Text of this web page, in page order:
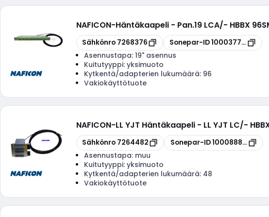
NAFICON-Häntäkaapeli - Pan.19 LCA/- HBBX
Kopioi
Sähkönro 7268376 Kopioi
Sonepar-ID100037798
Asennustapa: 19" asennus
Kuitutyyppi: yksimuoto
Kytkentä/adapterien lukumäärä: 96
Vakiokäyttötuote
NAFICON-LL YJT Häntäkaapeli - LL YJT LC/-
Kopioi
Sähkönro 7264482 Kopioi
Sonepar-ID100088840
Asennustapa: muu
Kuitutyyppi: yksimuoto
Kytkentä/adapterien lukumäärä: 48
Vakiokäyttötuote